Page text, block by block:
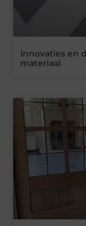
Innovaties en
materiaal